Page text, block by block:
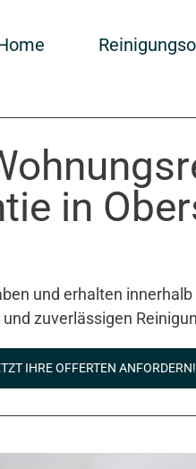
in
und erhalten
zuverlässigen
IHRE OFFERTEN ANFORDERN!